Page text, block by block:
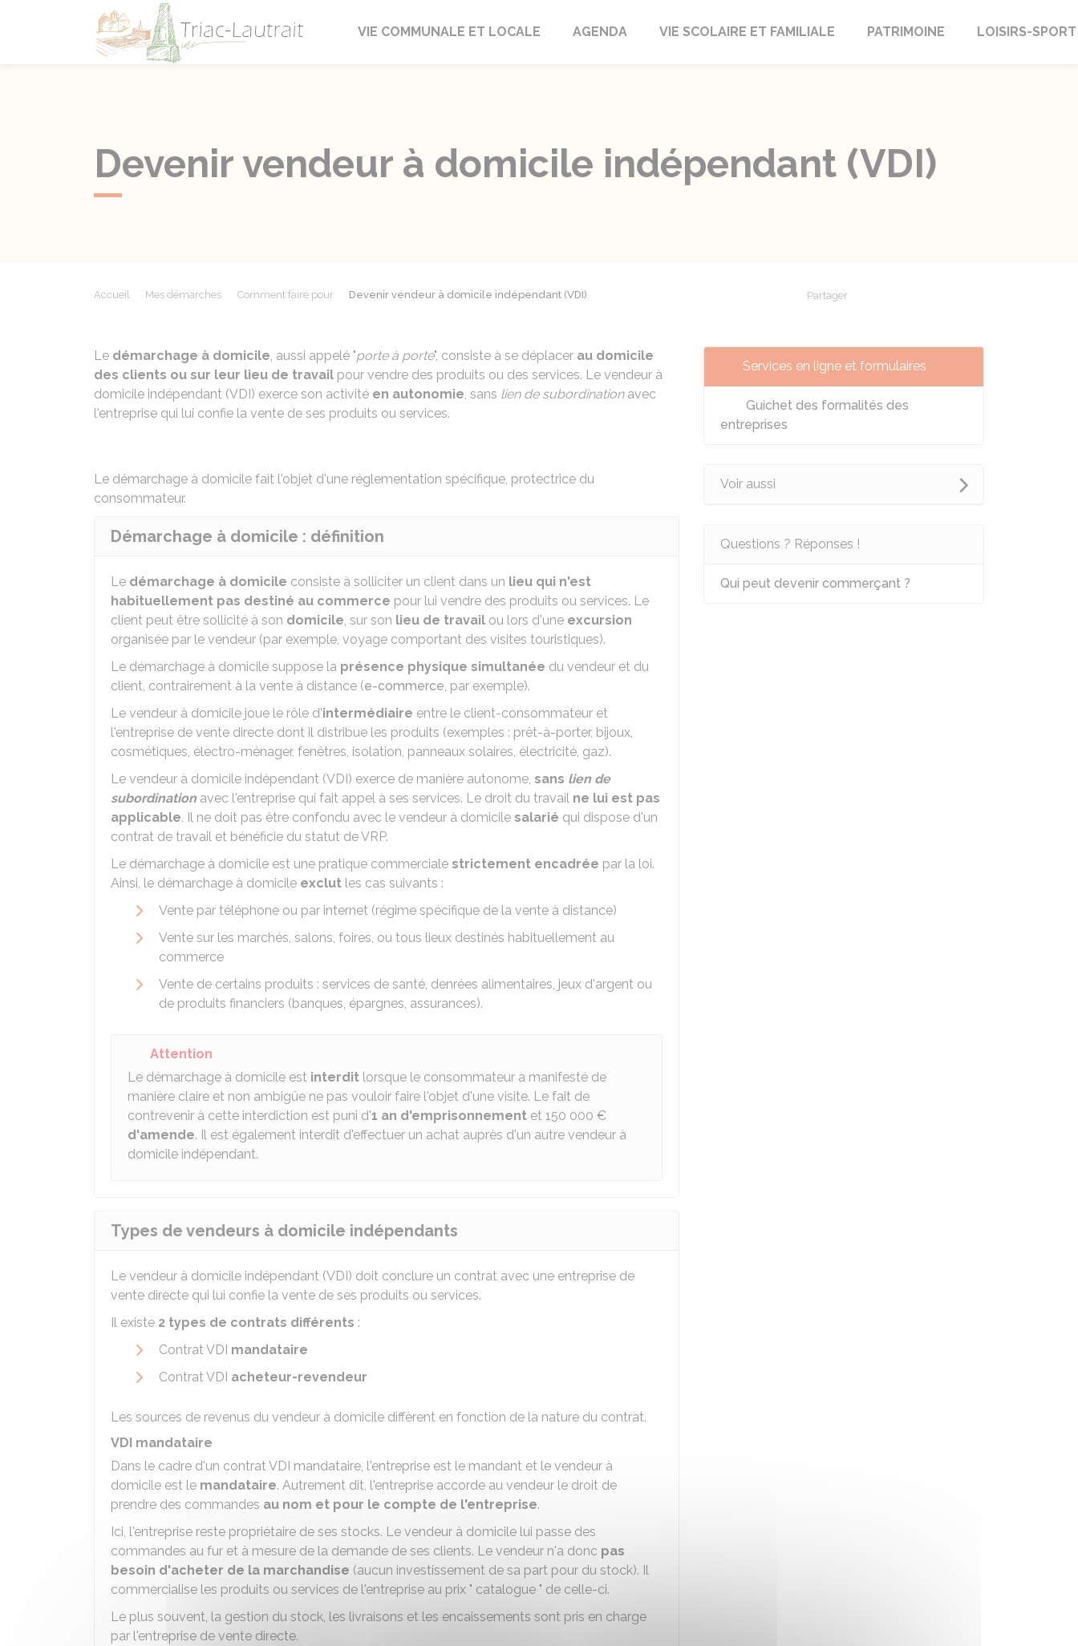
Triac-Lautrait
VIE COMMUNALE ET LOCALE AGENDA VIE SCOLAIRE ET FAMILIALE PATRIMOINE LOISIRS-SPORT
Devenir vendeur à domicile indépendant (VDI)
Accueil Mes démarches Comment faire pour Devenir vendeur à domicile indépendant (VDI) Partager
Le démarchage à domicile, aussi appelé "porte à porte", consiste à se déplacer au domicile
des clients ou sur leur lieu de travail pour vendre des produits ou des services. Le vendeur à
domicile indépendant (VDI) exerce son activité en autonomie, sans lien de subordinationavec
l'entreprise qui lui confie la vente de ses produits ou services.
Le démarchage à domicile fait l'objet d'une réglementation spécifique, protectrice du
consommateur.
Démarchage à domicile : définition
Le démarchage à domicile consiste à solliciter un client dans un lieu qui n'est
habituellement pas destiné au commerce pour lui vendre des produits ou services. Le
client peut être sollicité à son domicile, sur son lieu de travail ou lors d'une excursion
organisée par le vendeur (par exemple, voyage comportant des visites touristiques).
Le démarchage à domicile suppose la présence physique simultanée du vendeur et du
client, contrairement à la vente à distance (e-commerce, par exemple).
Le vendeur à domicile joue le rôle d'intermédiaire entre le client-consommateur et
l'entreprise de vente directe dont il distribue les produits (exemples : prêt-à-porter, bijoux,
cosmétiques, électro-ménager, fenêtres, isolation, panneaux solaires, électricité, gaz).
Le vendeur à domicile indépendant (VDI) exerce de manière autonome, sans lien de
subordinationavec l'entreprise qui fait appel à ses services. Le droit du travail ne lui est pas
applicable. Il ne doit pas être confondu avec le vendeur à domicile salarié qui dispose d'un
contrat de travail et bénéficie du statut deVRP.
Le démarchage à domicile est une pratique commerciale strictement encadrée par la loi.
Ainsi, le démarchage à domicile exclut les cas suivants :
Vente par téléphone ou par internet (régime spécifique de la vente à distance)
Vente sur les marchés, salons, foires, ou tous lieux destinés habituellement au
commerce
Vente de certains produits : services de santé, denrées alimentaires, jeux d'argent ou
de produits financiers (banques, épargnes, assurances).
Attention
Le démarchage à domicile est interdit lorsque le consommateur a manifesté de
manière claire et non ambigüe ne pas vouloir faire l'objet d'une visite. Le fait de
contrevenir à cette interdiction est puni d'1 an d'emprisonnement et 150 000 €
d'amende. Il est également interdit d'effectuer un achat auprès d'un autre vendeur à
domicile indépendant.
Types de vendeurs à domicile indépendants
Le vendeur à domicile indépendant (VDI) doit conclure un contrat avec une entreprise de
vente directe qui lui confie la vente de ses produits ou services.
Il existe 2 types de contrats différents :
Contrat VDI mandataire
Contrat VDI acheteur-revendeur
Les sources de revenus du vendeur à domicile diffèrent en fonction de la nature du contrat.
VDI mandataire
Dans le cadre d'un contrat VDI mandataire, l'entreprise est le mandant et le vendeur à
domicile est le mandataire. Autrement dit, l'entreprise accorde au vendeur le droit de
prendre des commandes au nom et pour le compte de l'entreprise.
Ici, l'entreprise reste propriétaire de ses stocks. Le vendeur à domicile lui passe des
commandes au fur et à mesure de la demande de ses clients. Le vendeur n'a donc pas
besoin d'acheter de la marchandise (aucun investissement de sa part pour du stock). Il
commercialise les produits ou services de l'entreprise au prix " catalogue " de celle-ci.
Le plus souvent, la gestion du stock, les livraisons et les encaissements sont pris en charge
par l'entreprise de vente directe.
Services en ligne et formulaires
Guichet des formalités des
entreprises
Voir aussi
Questions ? Réponses !
Qui peut devenir commerçant ?